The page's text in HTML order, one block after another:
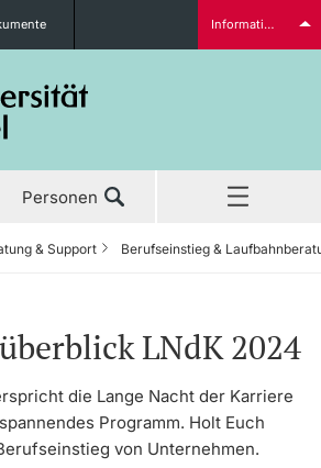
Informationen für...
Personen
& Support Berufseinstieg &
LNdK 2024
die Lange Nacht der Karriere
Programm. Holt Euch
von Unternehmen.